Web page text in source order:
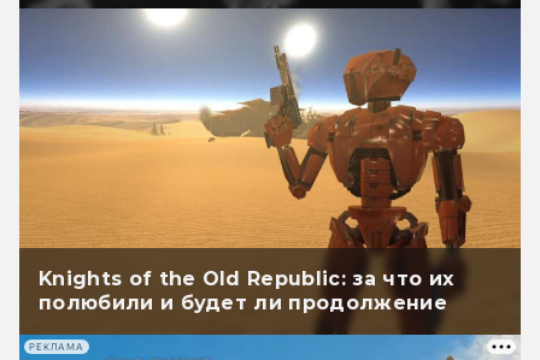
Knights of the Old Republic: за что их
полюбили и будет ли продолжение
РЕКЛАМА